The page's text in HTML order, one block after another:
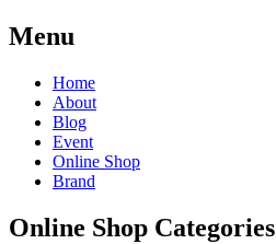
Menu
Home
About
Blog
Event
Online Shop
Brand
Online Shop Categories